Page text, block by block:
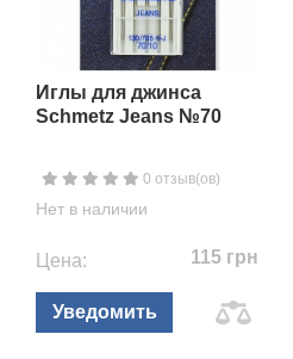
Иглы для джинса
Schmetz Jeans №70
0 отзыв(ов)
Нет в наличии
Цена: 115 грн
Уведомить